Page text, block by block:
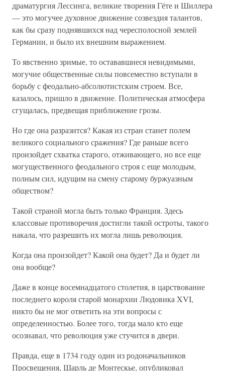
драматургия Лессинга, великие творения Гёте и Шиллера
— это могучее духовное движение созвездия талантов,
как бы сразу поднявшихся над чересполосной землей
Германии, и было их внешним выражением.
То явственно зримые, то остававшиеся невидимыми,
могучие общественные силы повсеместно вступали в
борьбу с феодально-абсолютистским строем. Все,
казалось, пришло в движение. Политическая атмосфера
сгущалась, предвещая приближение грозы.
Но где она разразится? Какая из стран станет полем
великого социального сражения? Где раньше всего
произойдет схватка старого, отживающего, но все еще
могущественного феодального строя с еще молодым,
полным сил, идущим на смену старому буржуазным
обществом?
Такой страной могла быть только Франция. Здесь
классовые противоречия достигли такой остроты, такого
накала, что разрешить их могла лишь революция.
Когда она произойдет? Какой она будет? Да и будет ли
она вообще?
Даже в конце восемнадцатого столетия, в царствование
последнего короля старой монархии Людовика XVI,
никто бы не мог ответить на эти вопросы с
определенностью. Более того, тогда мало кто еще
осознавал, что революция уже стучится в двери.
Правда, еще в 1734 году один из родоначальников
Просвещения, Шарль де Монтескье, опубликовал